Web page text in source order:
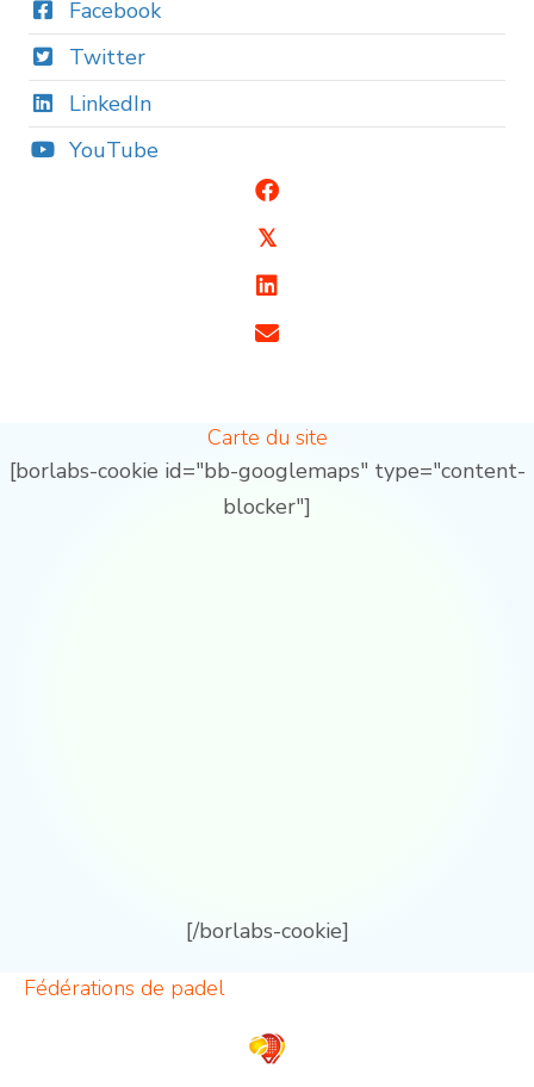
Facebook
Twitter
LinkedIn
YouTube
𝕏
Carte du site
[borlabs-cookie id="bb-googlemaps" type="content-
blocker"]
[/borlabs-cookie]
Fédérations de padel